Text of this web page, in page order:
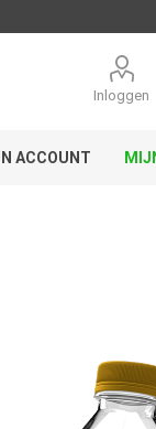
Inloggen
ACCOUNT